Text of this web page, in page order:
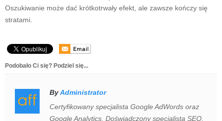
Oszukiwanie może dać krótkotrwały efekt, ale zawsze kończy się
stratami.
Podobało Ci się? Podziel się...
ByAdministrator
Certyfikowany specjalista Google AdWords oraz
Google Analytics. Doświadczony specjalista SEO.